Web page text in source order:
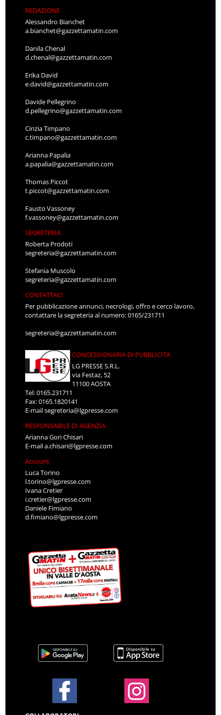
REDAZIONE
Alessandro Bianchet
a.bianchet@gazzettamatin.com
Danila Chenal
d.chenal@gazzettamatin.com
Erika David
e.david@gazzettamatin.com
Davide Pellegrino
d.pellegrino@gazzettamatin.com
Cinzia Timpano
c.timpano@gazzettamatin.com
Arianna Papalia
a.papalia@gazzettamatin.com
Thomas Piccot
t.piccot@gazzettamatin.com
Fausto Vassoney
f.vassoney@gazzettamatin.com
SEGRETERIA
Roberta Prodoti
segreteria@gazzettamatin.com
Stefania Muscolo
segreteria@gazzettamatin.com
CONTATTACI
Per pubblicazione annunci, necrologi, offro e cerco lavoro,
contattare la segreteria al numero: 0165/231711
segreteria@gazzettamatin.com
CONCESSIONARIA DI PUBBLICITÀ
LG PRESSE S.R.L.
via Festaz, 52
11100 AOSTA
Tel: 0165.231711
Fax: 0165.1820141
E-mailsegreteria@lgpresse.com
RESPONSABILE DI AGENZIA
Arianna Gori Chisari
E-maila.chisari@lgpresse.com
Account
Luca Torino
l.torino@lgpresse.com
Ivana Cretier
i.cretier@lgpresse.com
Daniele Fimiano
d.fimiano@lgpresse.com